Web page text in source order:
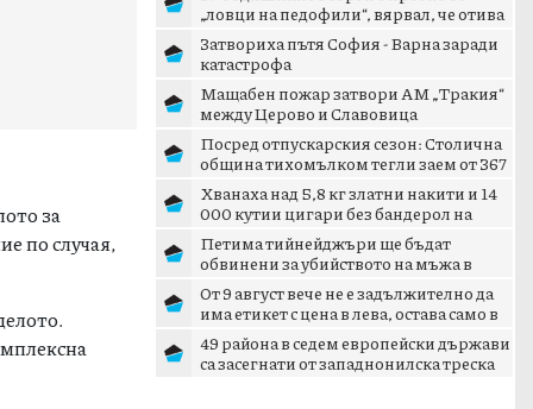
за
по случая,
„ловци на педофили“, вярвал, че отива
на среща с 15-годишн...
Затвориха пътя София - Варна заради
катастрофа
Мащабен пожар затвори АМ „Тракия“
между Церово и Славовица
Посред отпускарския сезон: Столична
община тихомълком тегли заем от 367
млн. евро
Хванаха над 5,8 кг златни накити и 14
000 кутии цигари без бандерол на
границата
Петима тийнейджъри ще бъдат
обвинени за убийството на мъжа в
Пловдив
От 9 август вече не е задължително да
има етикет с цена в лева, остава само в
евро
49 района в седем европейски държави
са засегнати от западнонилска треска